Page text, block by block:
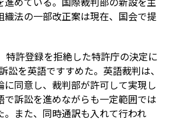
織法の一部改正案は現在、国会で提
特許登録を拒絶した特許庁の決定に
訟を英語ですすめた。英語裁判は、
に同意し、裁判部が許可して実現し
で訴訟を進めながらも一定範囲では
。また、同時通訳も入れて行われ